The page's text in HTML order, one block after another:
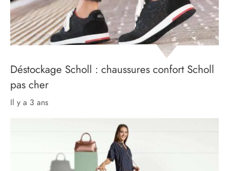
Déstockage Scholl : chaussures confort Scholl
pas cher
il y a 3 ans